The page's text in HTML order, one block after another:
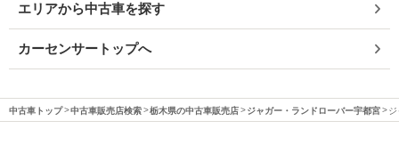
エリアから中古車を探す
カーセンサートップへ
中古車トップ 中古車販売店検索 栃木県の中古車販売店 ジャガー・ランドローバー宇都宮